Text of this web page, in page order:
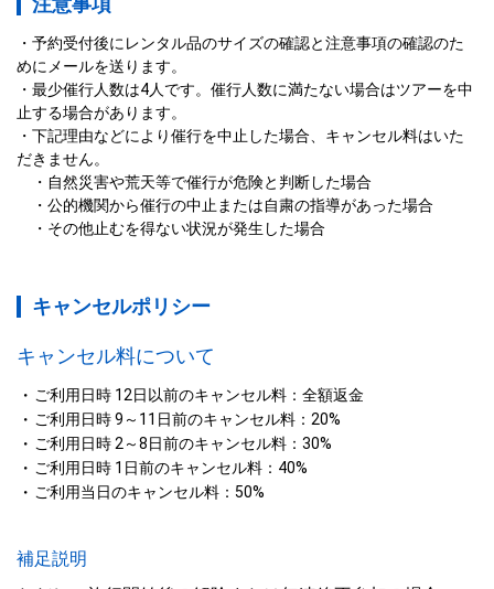
予約受付後にレンタル品のサイズの確認と注意事項の確認のた
めにメールを送ります。
最少催行人数は4人です。催行人数に満たない場合はツアーを中
止する場合があります。
下記理由などにより催行を中止した場合、キャンセル料はいた
だきません。
・自然災害や荒天等で催行が危険と判断した場合
・公的機関から催行の中止または自粛の指導があった場合
・その他止むを得ない状況が発生した場合
キャンセルポリシー
キャンセル料について
ご利用日時 12日以前のキャンセル料：全額返金
ご利用日時 9～11日前のキャンセル料：20%
ご利用日時 2～8日前のキャンセル料：30%
ご利用日時 1日前のキャンセル料：40%
ご利用当日のキャンセル料：50%
補足説明